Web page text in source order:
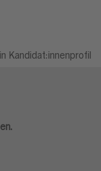
Kandidat:innenprofil